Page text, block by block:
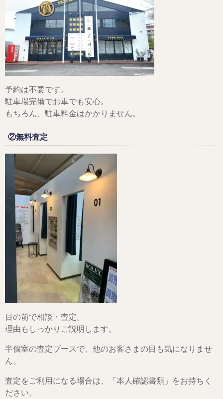
予約は不要です。
駐車場完備でお車でも安心。
もちろん、駐車料金はかかりません。
②無料査定
目の前で相談・査定。
理由もしっかりご説明します。
半個室の査定ブースで、他のお客さまの目も気になりませ
ん。
査定をご利用になる場合は、「本人確認書類」をお持ちく
ださい。